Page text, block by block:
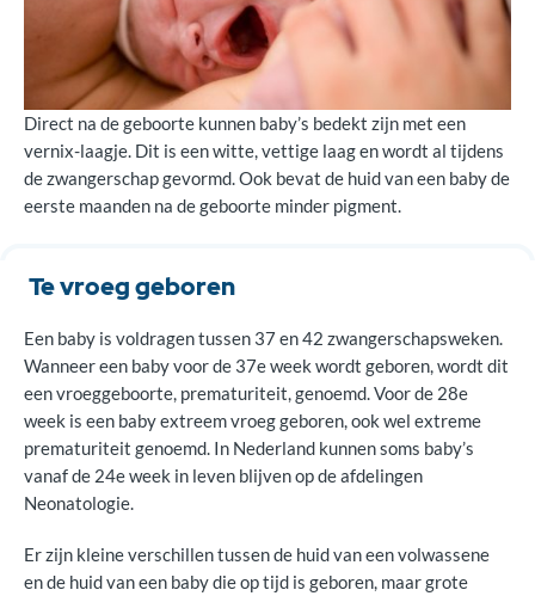
Vochtverlies en absorptie
Voor de professional: huid van een baby
Zuurgraad van de huid
Verwijzingen
Direct na de geboorte kunnen baby’s bedekt zijn met een
vernix-laagje. Dit is een witte, vettige laag en wordt al tijdens
de zwangerschap gevormd. Ook bevat de huid van een baby de
eerste maanden na de geboorte minder pigment.
Te vroeg geboren
Een baby is voldragen tussen 37 en 42 zwangerschapsweken.
Wanneer een baby voor de 37e week wordt geboren, wordt dit
een vroeggeboorte, prematuriteit, genoemd. Voor de 28e
week is een baby extreem vroeg geboren, ook wel extreme
prematuriteit genoemd. In Nederland kunnen soms baby’s
vanaf de 24e week in leven blijven op de afdelingen
Neonatologie.
Er zijn kleine verschillen tussen de huid van een volwassene
en de huid van een baby die op tijd is geboren, maar grote